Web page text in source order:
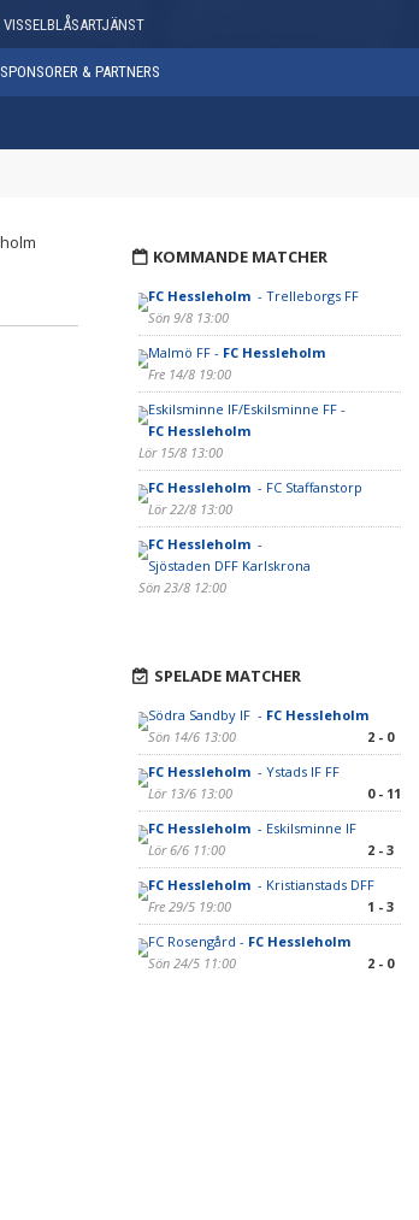
VISSELBLÅSARTJÄNST
SPONSORER & PARTNERS
KOMMANDE MATCHER
FC Hessleholm - Trelleborgs FF
Sön 9/8 13:00
Malmö FF - FC Hessleholm
Fre 14/8 19:00
Eskilsminne IF/Eskilsminne FF -
FC Hessleholm
Lör 15/8 13:00
FC Hessleholm - FC Staffanstorp
Lör 22/8 13:00
FC Hessleholm -
Sjöstaden DFF Karlskrona
Sön 23/8 12:00
SPELADE MATCHER
Södra Sandby IF - FC Hessleholm
Sön 14/6 13:00
2 - 0
FC Hessleholm - Ystads IF FF
Lör 13/6 13:00
0 - 11
FC Hessleholm - Eskilsminne IF
Lör 6/6 11:00
2 - 3
FC Hessleholm - Kristianstads DFF
Fre 29/5 19:00
1 - 3
FC Rosengård - FC Hessleholm
Sön 24/5 11:00
2 - 0